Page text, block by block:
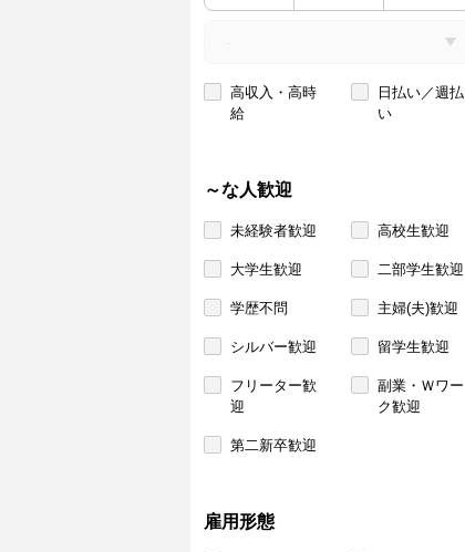
高収入・高時
給
日払い／週払
い
～な人歓迎
未経験者歓迎 高校生歓迎
大学生歓迎 二部学生歓迎
学歴不問 主婦(夫)歓迎
シルバー歓迎 留学生歓迎
フリーター歓
迎
副業・Ｗワー
ク歓迎
第二新卒歓迎
雇用形態